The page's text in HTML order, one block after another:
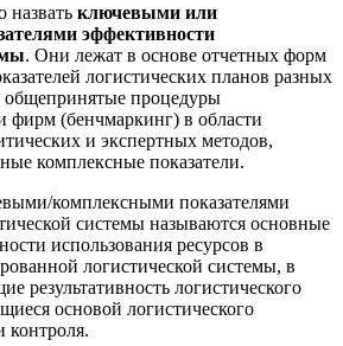
назвать ключевыми или
эффективности
. Они лежат в основе отчетных форм
логистических планов разных
процедуры
фирм (бенчмаркинг) в области
и экспертных методов,
комплексные показатели.
комплексными показателями
системы называются основные
использования ресурсов в
логистической системы, в
результативность логистического
основой логистического
контроля.